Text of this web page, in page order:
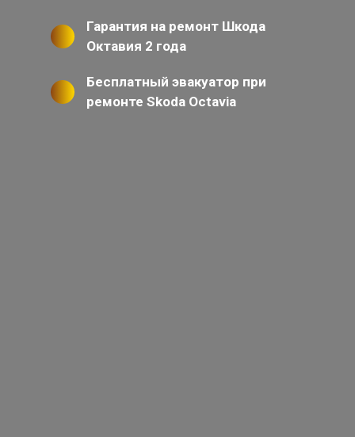
Гарантия на ремонт Шкода
Октавия 2 года
Бесплатный эвакуатор при
ремонте Skoda Octavia